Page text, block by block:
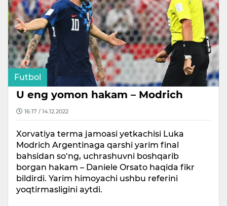
Futbol
U eng yomon hakam – Modrich
16:17 / 14.12.2022
Xorvatiya terma jamoasi yetkachisi Luka
Modrich Argentinaga qarshi yarim final
bahsidan so‘ng, uchrashuvni boshqarib
borgan hakam – Daniele Orsato haqida fikr
bildirdi. Yarim himoyachi ushbu referini
yoqtirmasligini aytdi.